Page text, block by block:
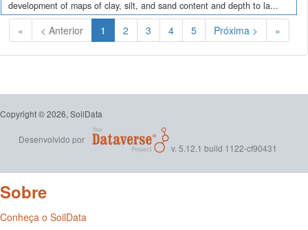
development of maps of clay, silt, and sand content and depth to la...
« < Anterior 1 (Atual)
2 3 4 5 Próxima > »
Copyright © 2026, SoilData
Desenvolvido por
v. 5.12.1 build 1122-cf90431
Sobre
Conheça o SoilData